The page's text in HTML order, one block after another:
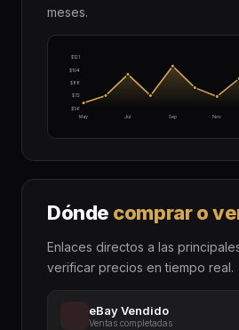
meses.
$56
$72
$88
$104
$121
May Jul Sep Nov
Dónde comprar o
Enlaces directos a las
verificar precios en tiempo real.
eBay Vendido
Ventas completadas